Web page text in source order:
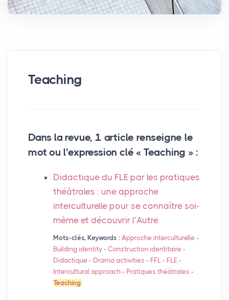
Teaching
Dans la revue, 1 article renseigne le
mot ou l'expression clé « Teaching » :
Didactique du FLE par les pratiques
théâtrales : une approche
interculturelle pour se connaître soi-
même et découvrir l’Autre
Mots-clés, Keywords : Approche interculturelle -
Building identity- Construction identitaire -
Didactique - Drama activities - FFL- FLE -
Intercultural approach- Pratiques théâtrales -
Teaching